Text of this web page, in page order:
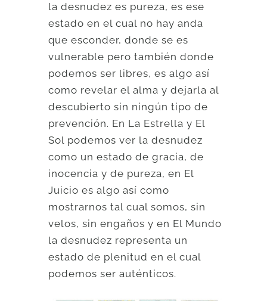
la desnudez es pureza, es ese
estado en el cual no hay anda
que esconder, donde se es
vulnerable pero también donde
podemos ser libres, es algo así
como revelar el alma y dejarla al
descubierto sin ningún tipo de
prevención. En La Estrella y El
Sol podemos ver la desnudez
como un estado de gracia, de
inocencia y de pureza, en El
Juicio es algo así como
mostrarnos tal cual somos, sin
velos, sin engaños y en El Mundo
la desnudez representa un
estado de plenitud en el cual
podemos ser auténticos.